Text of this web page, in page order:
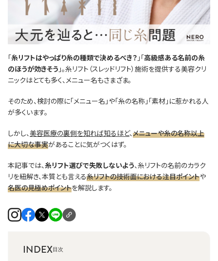
「糸リフトはやっぱり糸の種類で決めるべき？ 」「高級感ある名前の糸
のほうが効きそう 」。糸リフト（スレッドリフト）施術を提供する美容クリ
ニックはとても多く、メニュー名もさまざま。
そのため、検討の際に「メニュー名」や「糸の名称」「素材」に惹かれる人
が多くいます。
しかし、美容医療の裏側を知れば知るほど、メニューや糸の名称以上
に大切な事実があることに気がつくはず。
本記事では、糸リフト選びで失敗しないよう、糸リフトの名前のカラク
リを紐解き、本質とも言える糸リフトの技術面における注目ポイントや
名医の見極めポイントを解説します。
INDEX